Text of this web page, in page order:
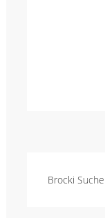
Brocki Suche